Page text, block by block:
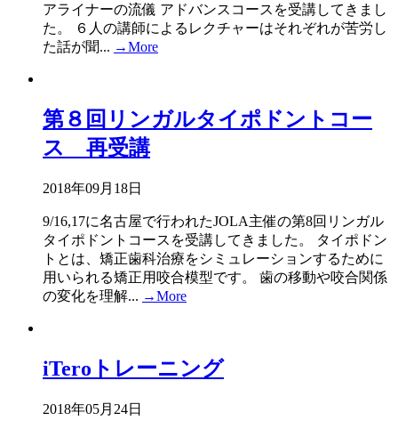
アライナーの流儀 アドバンスコースを受講してきまし
た。 ６人の講師によるレクチャーはそれぞれが苦労し
た話が聞... →More
第８回リンガルタイポドントコー
ス 再受講
2018年09月18日
9/16,17に名古屋で行われたJOLA主催の第8回リンガル
タイポドントコースを受講してきました。 タイポドン
トとは、矯正歯科治療をシミュレーションするために
用いられる矯正用咬合模型です。 歯の移動や咬合関係
の変化を理解... →More
iTeroトレーニング
2018年05月24日